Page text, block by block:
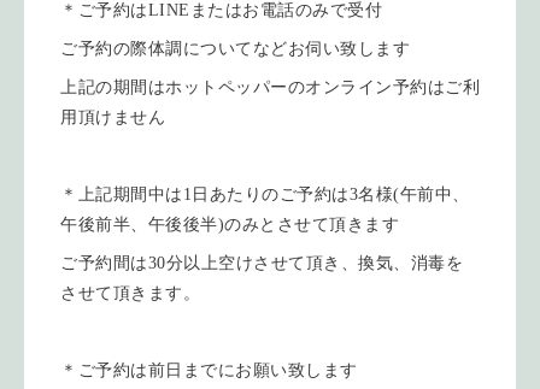
＊ご予約はLINEまたはお電話のみで受付
ご予約の際体調についてなどお伺い致します
上記の期間はホットペッパーのオンライン予約はご利
用頂けません
＊上記期間中は1日あたりのご予約は3名様(午前中、
午後前半、午後後半)のみとさせて頂きます
ご予約間は30分以上空けさせて頂き、換気、消毒を
させて頂きます。
＊ご予約は前日までにお願い致します